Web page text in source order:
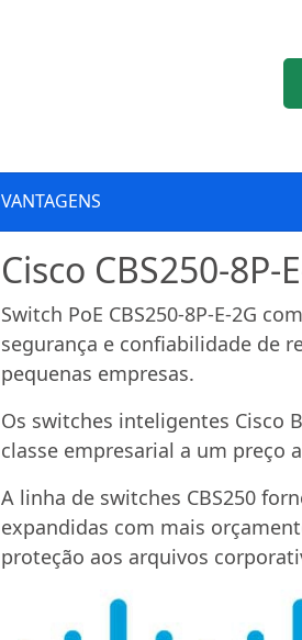
VANTAGENS
Cisco CBS250-
Switch PoE CBS250-8P-E-2G
segurança e confiabilidade de
pequenas empresas.
Os switches inteligentes Cisco
classe empresarial a um preço
A linha de switches CBS250
expandidas com mais
proteção aos arquivos